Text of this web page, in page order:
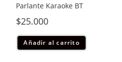
Parlante Karaoke BT
$25.000
Añadir al carrito